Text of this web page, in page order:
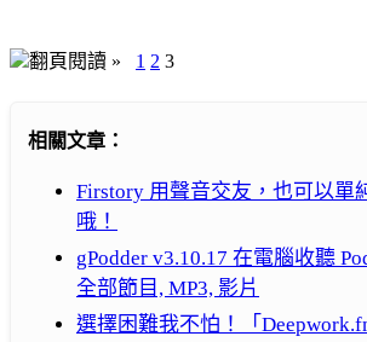
翻頁閱讀 » 1 2 3
相關文章：
Firstory 用聲音交友，也可以單
哦！
gPodder v3.10.17 在電腦收聽
全部節目, MP3, 影片
選擇困難我不怕！「